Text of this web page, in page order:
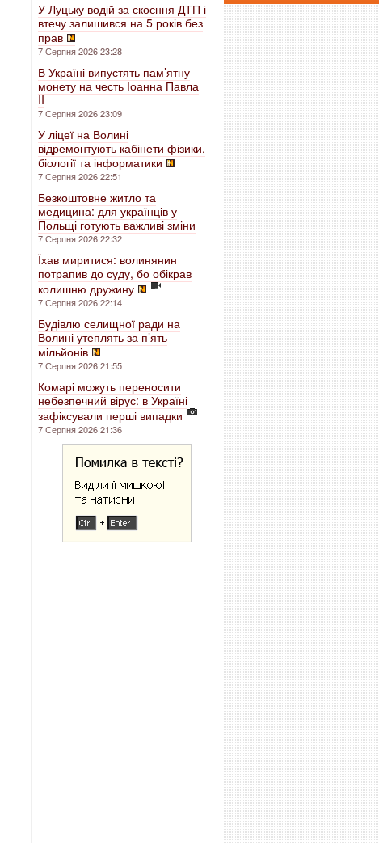
У Луцьку водій за скоєння ДТП і
втечу залишився на 5 років без
прав
7 Серпня 2026 23:28
В Україні випустять пам’ятну
монету на честь Іоанна Павла
II
7 Серпня 2026 23:09
У ліцеї на Волині
відремонтують кабінети фізики,
біології та інформатики
7 Серпня 2026 22:51
Безкоштовне житло та
медицина: для українців у
Польщі готують важливі зміни
7 Серпня 2026 22:32
Їхав миритися: волинянин
потрапив до суду, бо обікрав
колишню дружину
7 Серпня 2026 22:14
Будівлю селищної ради на
Волині утеплять за п’ять
мільйонів
7 Серпня 2026 21:55
Комарі можуть переносити
небезпечний вірус: в Україні
зафіксували перші випадки
7 Серпня 2026 21:36